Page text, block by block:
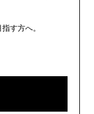
す方へ。